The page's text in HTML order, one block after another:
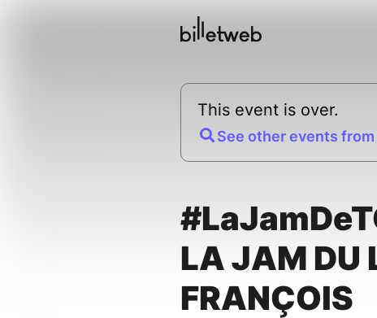
This event is over.
See other events
LA JAM DU
FRANÇOIS